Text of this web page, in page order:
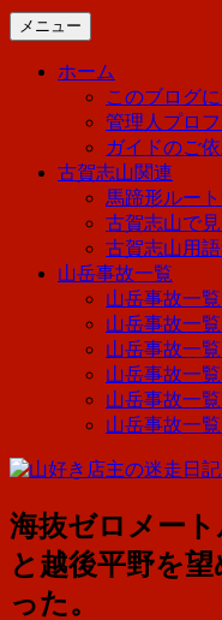
メニュー
ホーム
このブログ
管理人プロ
ガイドのご
古賀志山関連
馬蹄形ルー
古賀志山で
古賀志山用
山岳事故一覧
山岳事故一覧
山岳事故一覧
山岳事故一覧
山岳事故一覧
山岳事故一覧
山岳事故一覧
海抜ゼロメー
と越後平野を
った。